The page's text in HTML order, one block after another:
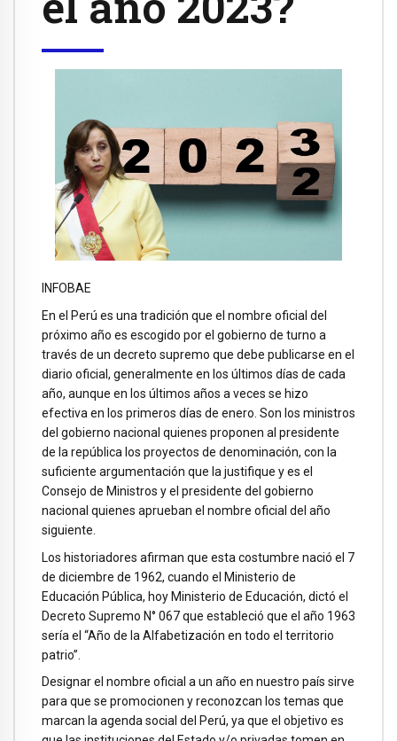
INFOBAE
En el Perú es una tradición que el nombre oficial del
próximo año es escogido por el gobierno de turno a
través de un decreto supremo que debe publicarse en el
diario oficial, generalmente en los últimos días de cada
año, aunque en los últimos años a veces se hizo
efectiva en los primeros días de enero. Son los ministros
del gobierno nacional quienes proponen al presidente
de la república los proyectos de denominación, con la
suficiente argumentación que la justifique y es el
Consejo de Ministros y el presidente del gobierno
nacional quienes aprueban el nombre oficial del año
siguiente.
Los historiadores afirman que esta costumbre nació el 7
de diciembre de 1962, cuando el Ministerio de
Educación Pública, hoy Ministerio de Educación, dictó el
Decreto Supremo N° 067 que estableció que el año 1963
sería el “Año de la Alfabetización en todo el territorio
patrio”.
Designar el nombre oficial a un año en nuestro país sirve
para que se promocionen y reconozcan los temas que
marcan la agenda social del Perú, ya que el objetivo es